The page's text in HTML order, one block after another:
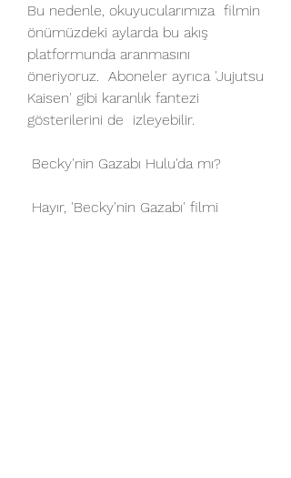
Bu nedenle, okuyucularımıza  filmin
önümüzdeki aylarda bu akış
platformunda aranmasını
öneriyoruz.  Aboneler ayrıca 'Jujutsu
Kaisen' gibi karanlık fantezi
gösterilerini de  izleyebilir.
Becky'nin Gazabı Hulu'da mı?